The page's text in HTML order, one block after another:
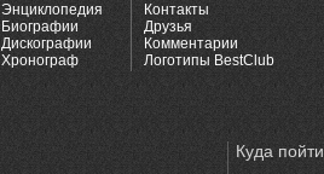
Энциклопедия
Биографии
Дискографии
Хронограф
Контакты
Друзья
Комментарии
Логотипы BestClub
Куда пойти